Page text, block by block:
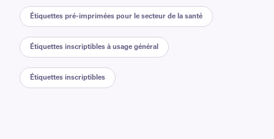
Étiquettes pré-imprimées pour le secteur de la santé
Étiquettes inscriptibles à usage général
Étiquettes inscriptibles